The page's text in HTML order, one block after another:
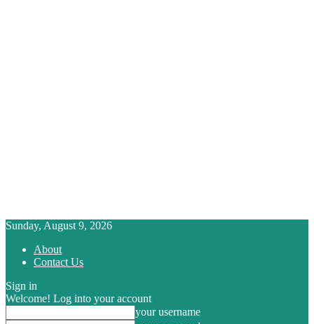
Sunday, August 9, 2026
About
Contact Us
Sign in
Welcome! Log into your account
your username